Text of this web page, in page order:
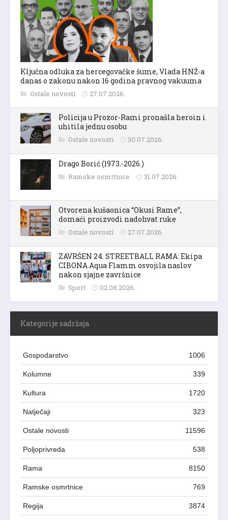
Ključna odluka za hercegovačke šume, Vlada HNŽ-a
danas o zakonu nakon 16 godina pravnog vakuuma
Ostale novosti 27.07.2026.
Policija u Prozor-Rami pronašla heroin i
uhitila jednu osobu
Ostale novosti 30.07.2026.
Drago Borić (1973.-2026.)
Ramske osmrtnice 31.07.2026.
Otvorena kušaonica “Okusi Rame”,
domaći proizvodi nadohvat ruke
Ostale novosti 27.07.2026.
ZAVRŠEN 24. STREETBALL RAMA: Ekipa
CIBONA Aqua Flamm osvojila naslov
nakon sjajne završnice
Sport 02.08.2026.
Kategorije sadržaja
Gospodarstvo 1006
Kolumne 339
Kultura 1720
Natječaji 323
Ostale novosti 11596
Poljoprivreda 538
Rama 8150
Ramske osmrtnice 769
Regija 3874